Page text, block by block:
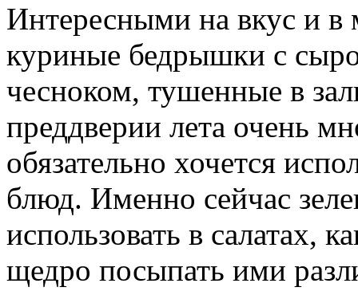
Интересными на вкус и в
куриные бедрышки с
чесноком, тушенные в
преддверии лета очень
обязательно хочется
блюд. Именно сейчас
использовать в салатах,
щедро посыпать ими